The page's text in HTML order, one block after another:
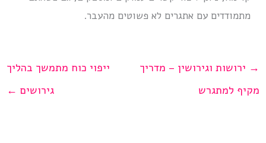
מתמודדים עם אתגרים לא פשוטים מהעבר.
ייפוי כוח מתמשך בהליך
גירושים ←
→ ירושות וגירושין – מדריך
מקיף למתגרש